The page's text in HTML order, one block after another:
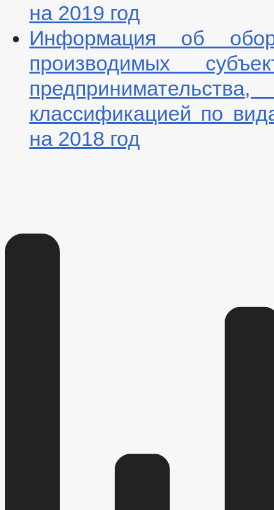
на 2019 год
Информация об
производимых
классификацией по
на 2018 год